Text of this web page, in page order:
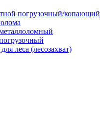
погрузочный/копающий
леса (лесозахват)